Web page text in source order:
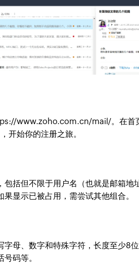
www.zoho.com.cn/mail/。在首
开始你的注册之旅。
括但不限于用户名（也就是邮箱地
显示已被占用，需尝试其他组合。
母、数字和特殊字符，长度至少8
码等。